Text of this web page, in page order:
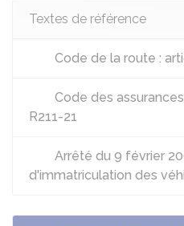
Textes de référence
Code de la route :
Code des
R211-21
Arrêté du 9 février
d'immatriculation des